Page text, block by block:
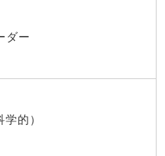
ダー
的）